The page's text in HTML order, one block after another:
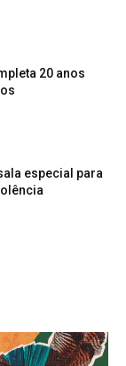
20 anos
especial para